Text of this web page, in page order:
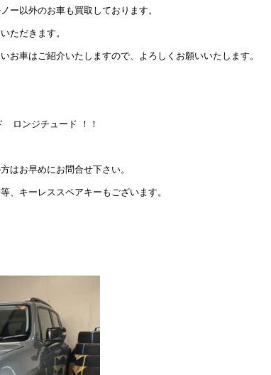
ー以外のお車も買取しております。
ただきます。
お車はご紹介いたしますので、よろしくお願いいたします。
ロンジチュード ！！
はお早めにお問合せ下さい。
、キーレススペアキーもございます。